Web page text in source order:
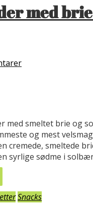
med
med smeltet brie og
og mest
cremede, smeltede
syrlige sødme i
Snacks